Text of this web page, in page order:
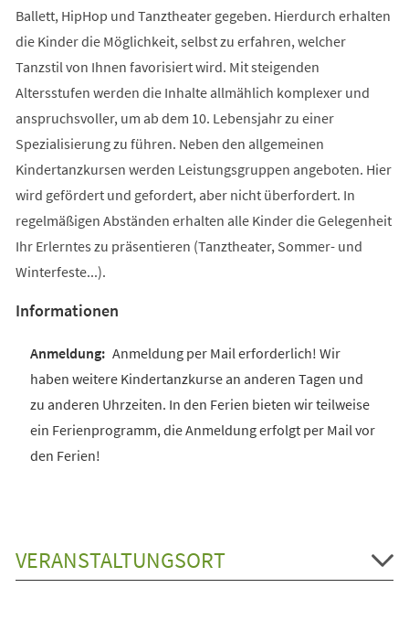
Ballett, HipHop und Tanztheater gegeben. Hierdurch erhalten
die Kinder die Möglichkeit, selbst zu erfahren, welcher
Tanzstil von Ihnen favorisiert wird. Mit steigenden
Altersstufen werden die Inhalte allmählich komplexer und
anspruchsvoller, um ab dem 10. Lebensjahr zu einer
Spezialisierung zu führen. Neben den allgemeinen
Kindertanzkursen werden Leistungsgruppen angeboten. Hier
wird gefördert und gefordert, aber nicht überfordert. In
regelmäßigen Abständen erhalten alle Kinder die Gelegenheit
Ihr Erlerntes zu präsentieren (Tanztheater, Sommer- und
Winterfeste...).
Informationen
Anmeldung per Mail erforderlich! Wir
haben weitere Kindertanzkurse an anderen Tagen und
zu anderen Uhrzeiten. In den Ferien bieten wir teilweise
ein Ferienprogramm, die Anmeldung erfolgt per Mail vor
den Ferien!
VERANSTALTUNGSORT